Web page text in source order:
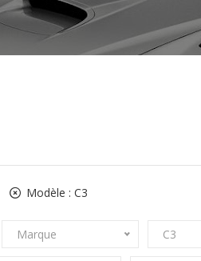
Modèle : C3
Marque C3